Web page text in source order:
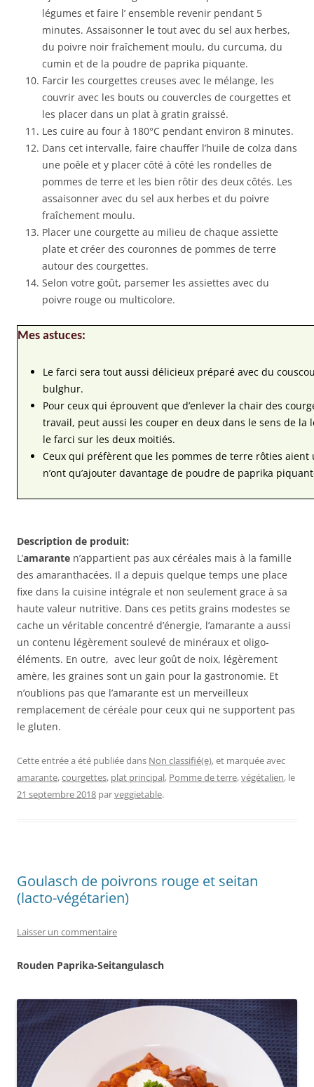
légumes et faire l’ ensemble revenir pendant 5
minutes. Assaisonner le tout avec du sel aux herbes,
du poivre noir fraîchement moulu, du curcuma, du
cumin et de la poudre de paprika piquante.
Farcir les courgettes creuses avec le mélange, les
couvrir avec les bouts ou couvercles de courgettes et
les placer dans un plat à gratin graissé.
Les cuire au four à 180°C pendant environ 8 minutes.
Dans cet intervalle, faire chauffer l’huile de colza dans
une poêle et y placer côté à côté les rondelles de
pommes de terre et les bien rôtir des deux côtés. Les
assaisonner avec du sel aux herbes et du poivre
fraîchement moulu.
Placer une courgette au milieu de chaque assiette
plate et créer des couronnes de pommes de terre
autour des courgettes.
Selon votre goût, parsemer les assiettes avec du
poivre rouge ou multicolore.
Mes astuces:
Le farci sera tout aussi délicieux préparé avec du
bulghur.
Pour ceux qui éprouvent que d’enlever la chair des
travail, peut aussi les couper en deux dans le sens de la
le farci sur les deux moitiés.
Ceux qui préfèrent que les pommes de terre rôties aient
n’ont qu’ajouter davantage de poudre de paprika
Description de produit:
L’amarante n’appartient pas aux céréales mais à la famille
des amaranthacées. Il a depuis quelque temps une place
fixe dans la cuisine intégrale et non seulement grace à sa
haute valeur nutritive. Dans ces petits grains modestes se
cache un véritable concentré d’énergie, l’amarante a aussi
un contenu légèrement soulevé de minéraux et oligo-
éléments. En outre, avec leur goût de noix, légèrement
amère, les graines sont un gain pour la gastronomie. Et
n’oublions pas que l’amarante est un merveilleux
remplacement de céréale pour ceux qui ne supportent pas
le gluten.
Cette entrée a été publiée dans Non classifié(e), et marquée avec
amarante,courgettes, plat principal, Pomme de terre,végétalien, le
21 septembre 2018 parveggietable.
Goulasch de poivrons rouge et seitan
(lacto-végétarien)
Laisser un commentaire
Rouden Paprika-Seitangulasch